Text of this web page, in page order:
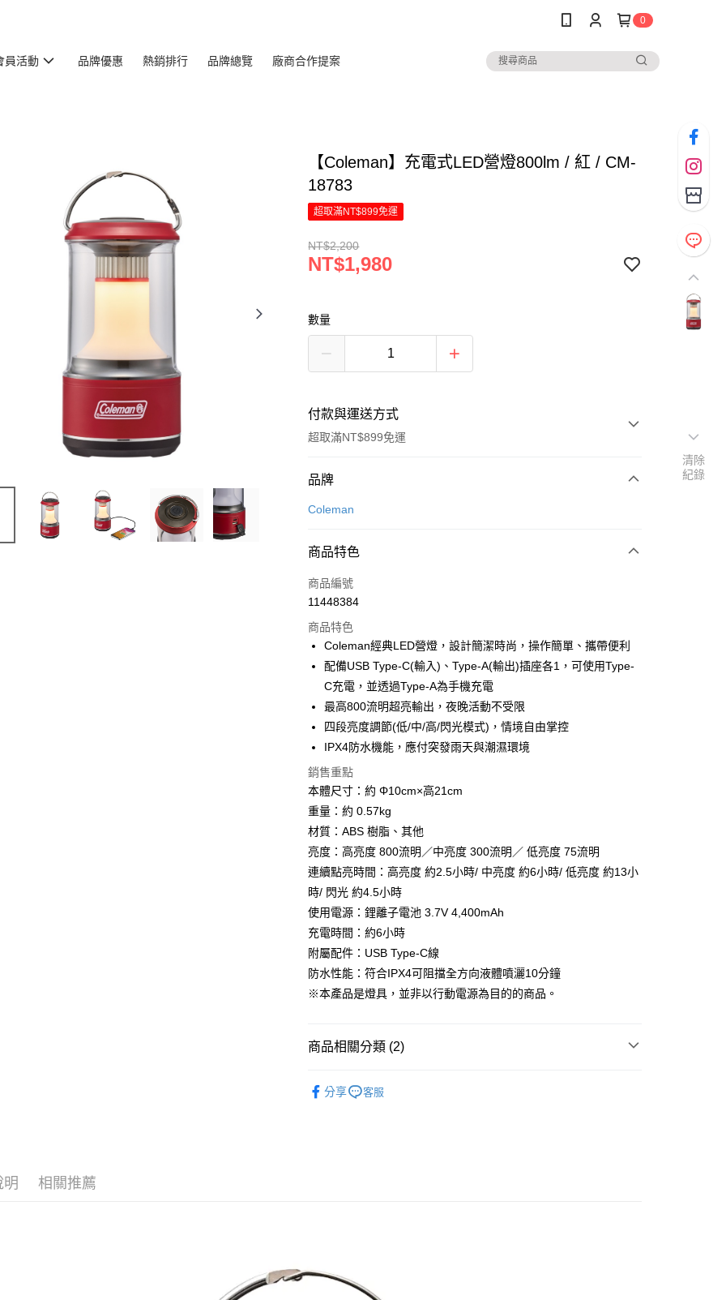
0
員活動 品牌優惠 熱銷排行 品牌總覽 廠商合作提案
【Coleman】充電式LED營燈800lm / 紅 / CM-
18783
超取滿NT$899免運
NT$2,200
NT$1,980
數量
付款與運送方式
超取滿NT$899免運
付款方式
信用卡一次付款
街口支付
悠遊付
Google Pay
全盈+PAY
大哥付你分期
【大哥付你分期使用說明】
1.本服務由台灣大哥大提供，台灣大哥大用戶可立即使用無須另外申請。
2.付款方式選擇「大哥付你分期」，訂單成立後會自動跳轉到大哥付的交易
流程，驗證手機門號後，選擇欲分期的期數、繳款截止日，確認付款後即
完成交易。
3.實際核准額度、可分期數及費用金額請依後續交易確認頁面所載為準。
消。如遇「轉專審核」未通過狀況，表示未達大哥付你分期系統評分，恕
無法說明評估內容。
【繳款方式說明】
1.分期款項不併入電信帳單，「大哥付你分期」於每月結算日後寄送繳費提
醒簡訊。
2.透過簡訊連結打開帳單後，可選擇「超商條碼／台灣大直營門市／銀行轉
【注意事項】
1.本服務係由「台灣大哥大股份有限公司」（以下簡稱本公司）所提供，讓
用戶於交易時，得透過本服務購買商品或服務，並由商店將買賣／分期付
資料（包含姓名、電話或地址）提供予台灣大哥大進項蒐集、處理及利
AFTEE先享後付
相關說明
AFTEE先享後付是「在收到商品之後才付款」的支付方式。 讓您購物簡單
便利好安心！
１．簡單：不需註冊會員、不需綁卡、不需儲值。
２．便利：只要手機號碼，簡訊認證，即可結帳。
３．安心：先確認商品／服務後，再付款。
１．於結帳方式選擇「AFTEE先享後付」後，將跳轉至「AFTEE先享後
付」結帳頁面，進行簡訊認證並確認金額後，即可完成結帳。
２．訂單成立數日內，您將收到繳費通知簡訊。
３．收到繳費通知簡訊後14天內，點擊此簡訊中的連結，可透過四大超商
／ATM／網路銀行／等多元方式進行付款，方視為交易完成。
※ 請注意：結帳手續完成當下不需立刻繳費，但若您需要取消訂單，請聯
是否繳費成功／繳費後需取消欲退款等相關疑問，請聯繫「AFTEE先享後
【注意事項】
形，恩沛科技股份有限公司將有權停止該用戶之使用額度並採取法律行
ATM付款
運送方式
付款後全家取貨
每筆NT$70，滿NT$899(含以上)免運費
付款後7-11取貨
每筆NT$70，滿NT$899(含以上)免運費
宅配
京站台北店客服中心(1F星巴克旁) 即日起不提供京站紙袋，取件時
免運費
品牌
Coleman
商品特色
商品編號
11448384
商品特色
Coleman經典LED營燈，設計簡潔時尚，操作簡單、攜帶便利
配備USB Type-C(輸入)、Type-A(輸出)插座各1，可使用Type-
C充電，並透過Type-A為手機充電
最高800流明超亮輸出，夜晚活動不受限
四段亮度調節(低/中/高/閃光模式)，情境自由掌控
IPX4防水機能，應付突發雨天與潮濕環境
銷售重點
本體尺寸：約 Φ10cm×高21cm
重量：約 0.57kg
材質：ABS 樹脂、其他
亮度：高亮度 800流明／中亮度 300流明／ 低亮度 75流明
連續點亮時間：高亮度 約2.5小時/ 中亮度 約6小時/ 低亮度 約13小
時/ 閃光 約4.5小時
使用電源：鋰離子電池 3.7V 4,400mAh
充電時間：約6小時
附屬配件：USB Type-C線
防水性能：符合IPX4可阻擋全方向液體噴灑10分鐘
※本產品是燈具，並非以行動電源為目的的商品。
商品相關分類 (2)
分享 客服
明 相關推薦
清除
紀錄